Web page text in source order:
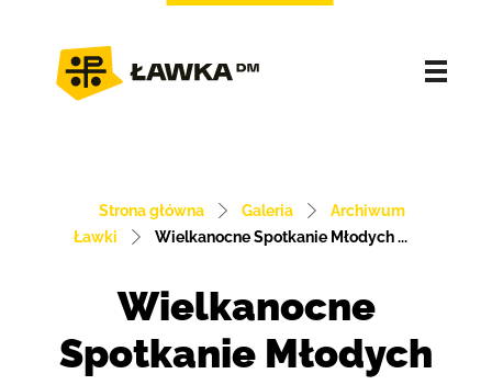
Strona główna Galeria
Archiwum
Ławki
Wielkanocne Spotkanie Młodych ...
Wielkanocne
Spotkanie Młodych